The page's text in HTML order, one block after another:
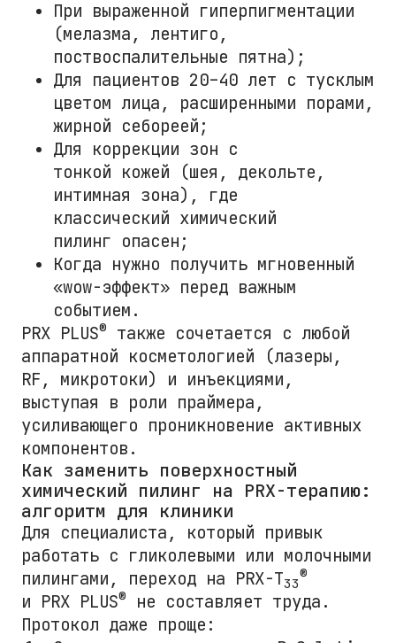
При выраженной гиперпигментации
(мелазма, лентиго,
поствоспалительные пятна);
Для пациентов 20–40 лет с тусклым
цветом лица, расширенными порами,
жирной себореей;
Для коррекции зон с
тонкой кожей (шея, декольте,
интимная зона), где
классический химический
пилинг опасен;
Когда нужно получить мгновенный
«wow-эффект» перед важным
событием.
PRX PLUS®
также сочетается с любой
аппаратной косметологией (лазеры,
RF, микротоки) и инъекциями,
выступая в роли праймера,
усиливающего проникновение активных
компонентов.
Как заменить поверхностный
химический пилинг на PRX-терапию:
алгоритм для клиники
Для специалиста, который привык
работать с гликолевыми или молочными
пилингами, переход на PRX-T33
®
и PRX PLUS®
не составляет труда.
Протокол даже проще: